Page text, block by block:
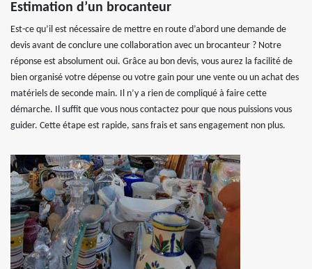
Estimation d’un brocanteur
Est-ce qu’il est nécessaire de mettre en route d’abord une demande de
devis avant de conclure une collaboration avec un brocanteur ? Notre
réponse est absolument oui. Grâce au bon devis, vous aurez la facilité de
bien organisé votre dépense ou votre gain pour une vente ou un achat des
matériels de seconde main. Il n’y a rien de compliqué à faire cette
démarche. Il suffit que vous nous contactez pour que nous puissions vous
guider. Cette étape est rapide, sans frais et sans engagement non plus.